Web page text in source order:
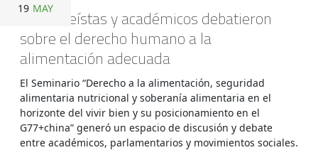
19 MAY
Asambleístas y académicos debatieron
sobre el derecho humano a la
alimentación adecuada
El Seminario “Derecho a la alimentación, seguridad
alimentaria nutricional y soberanía alimentaria en el
horizonte del vivir bien y su posicionamiento en el
G77+china” generó un espacio de discusión y debate
entre académicos, parlamentarios y movimientos sociales.